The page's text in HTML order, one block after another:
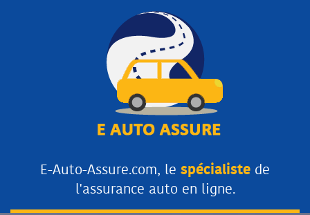
E-Auto-Assure.com, le spécialiste de
l'assurance auto en ligne.